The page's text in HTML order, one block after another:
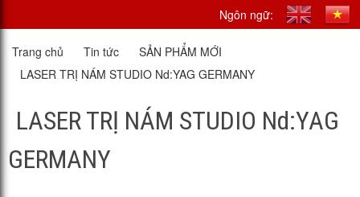
Ngôn ngữ:
Trang chủ Tin tức
SẢN PHẨM MỚI
LASER TRỊ NÁM STUDIO Nd:YAG GERMANY
LASER TRỊ NÁM STUDIO Nd:YAG
GERMANY